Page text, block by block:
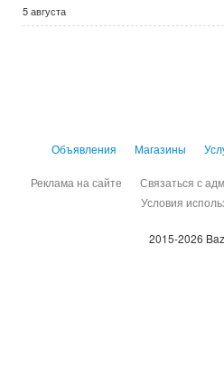
5 августа
Объявления Магазины
Реклама на сайте Связаться с
Условия
2015-2026